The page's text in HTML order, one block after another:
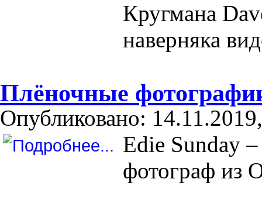
Кругмана
наверняка
Плёночные
Опубликовано:
Edie Sunday
фотограф из